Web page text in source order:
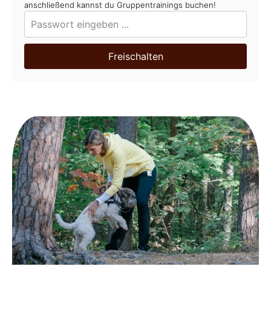
anschließend kannst du Gruppentrainings buchen!
Freischalten